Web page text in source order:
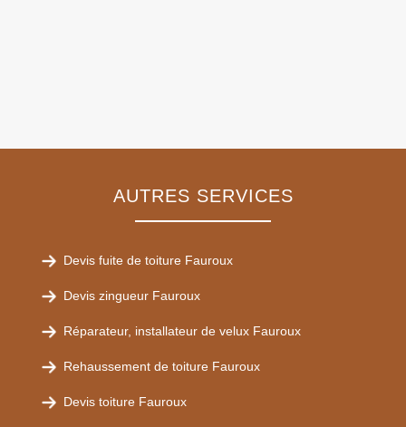
AUTRES SERVICES
Devis fuite de toiture Fauroux
Devis zingueur Fauroux
Réparateur, installateur de velux Fauroux
Rehaussement de toiture Fauroux
Devis toiture Fauroux